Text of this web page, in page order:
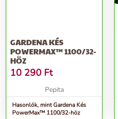
GARDENA KÉS
POWERMAX™ 1100/32-
HÖZ
10 290 Ft
Pepita
Hasonlók, mint Gardena Kés
PowerMax™ 1100/32-höz